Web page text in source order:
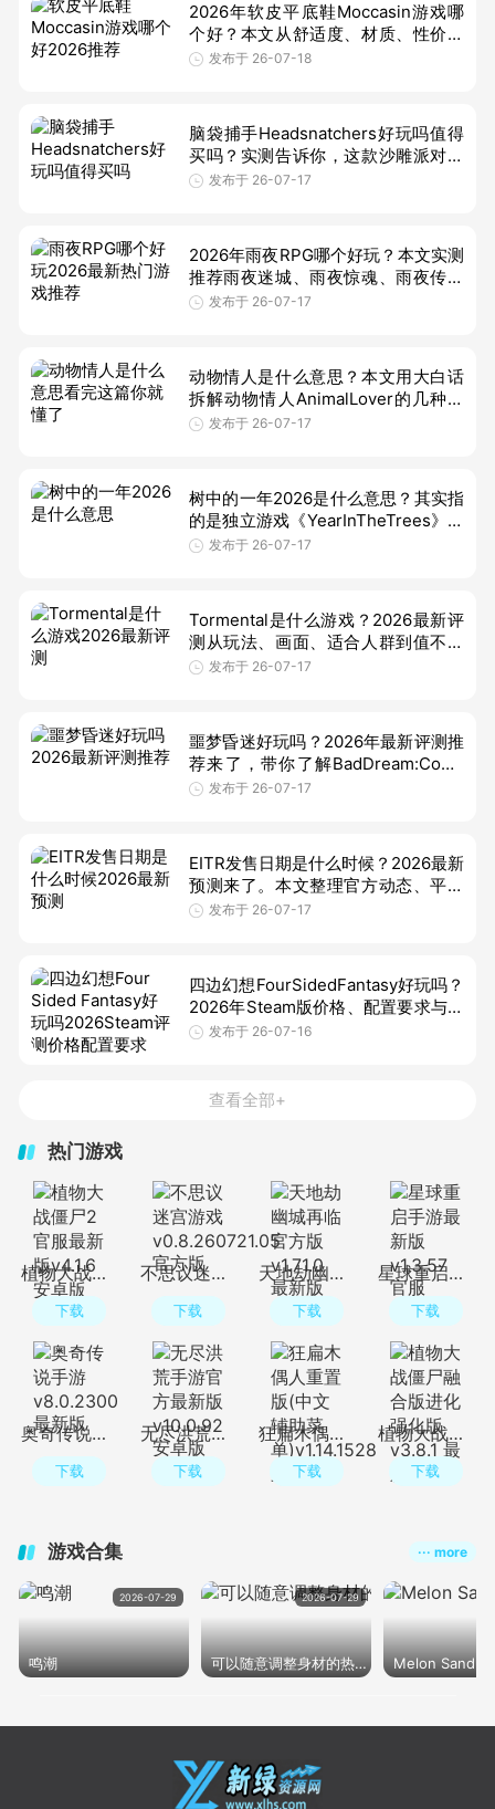
2026年软皮平底鞋Moccasin游戏哪
个好？本文从舒适度、材质、性价比
和适用人群对比热门款，帮你避开软
发布于 26-07-18
脑袋捕手Headsnatchers好玩吗值得
买吗？实测告诉你，这款沙雕派对游
戏节奏快、规则简单，适合本地多人
发布于 26-07-17
2026年雨夜RPG哪个好玩？本文实测
推荐雨夜迷城、雨夜惊魂、雨夜传说
等热门游戏，整理入组方法、下载安
发布于 26-07-17
动物情人是什么意思？本文用大白话
拆解动物情人AnimalLover的几种常
见含义，涵盖宠物圈、泰剧、同人插
发布于 26-07-17
树中的一年2026是什么意思？其实指
的是独立游戏《YearInTheTrees》预
计2026年发售。本文解释2026含
发布于 26-07-17
Tormental是什么游戏？2026最新评
测从玩法、画面、适合人群到值不值
得入坑一次讲清，帮你快速判断这款
发布于 26-07-17
噩梦昏迷好玩吗？2026年最新评测推
荐来了，带你了解BadDream:Coma
的剧情、解谜、结局与汉化体验，看
发布于 26-07-17
EITR发售日期是什么时候？2026最新
预测来了。本文整理官方动态、平台
信息、读音解析与入手建议，帮你提
发布于 26-07-17
四边幻想FourSidedFantasy好玩吗？
2026年Steam版价格、配置要求与玩
家评测一览，帮你判断这款创意解谜
发布于 26-07-16
查看全部+
热门游戏
植物大战僵尸2官服最新版v4.1.6 安卓版
下载
不思议迷宫游戏v0.8.260721.05 官方版
下载
天地劫幽城再临官方版v1.71.0 最新版
下载
星球重启手游最新版v1.3.57 官服
下载
奥奇传说手游v8.0.2300 最新版
下载
无尽洪荒手游官方最新版v10.0.92 安卓版
下载
狂扁木偶人重置版(中文辅助菜单)v1.14.1528 最新版
下载
植物大战僵尸融合版进化强化版v3.8.1 最新版
下载
游戏合集 ··· more
鸣潮
2026-07-29
可以随意调整身材的热门游戏
2026-07-29